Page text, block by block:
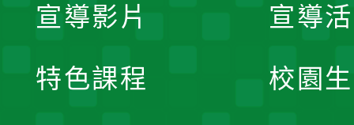
宣導
校園
宣導影片
特色課程